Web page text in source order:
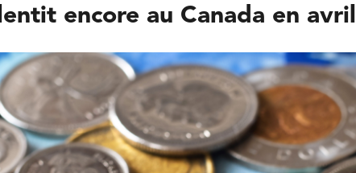
encore au Canada en avril